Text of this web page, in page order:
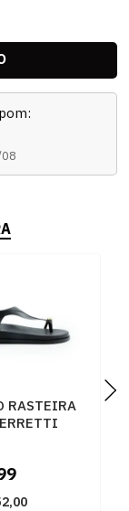
RASTEIRA